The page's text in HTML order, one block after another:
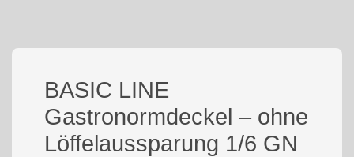
BASIC LINE
Gastronormdeckel – ohne
Löffelaussparung 1/6 GN